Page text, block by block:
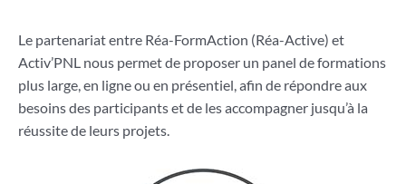
Le partenariat entre Réa-FormAction (Réa-Active) et
Activ’PNL nous permet de proposer un panel de formations
plus large, en ligne ou en présentiel, afin de répondre aux
besoins des participants et de les accompagner jusqu’à la
réussite de leurs projets.